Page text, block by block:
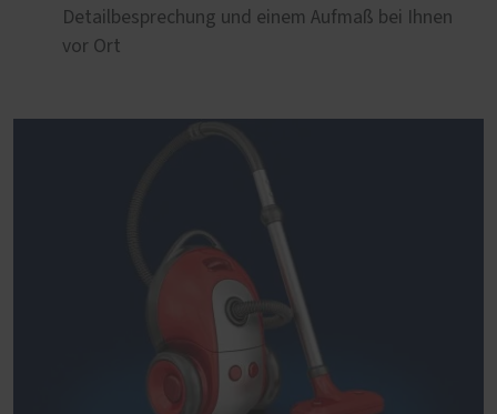
Detailbesprechung und einem Aufmaß bei Ihnen
vor Ort